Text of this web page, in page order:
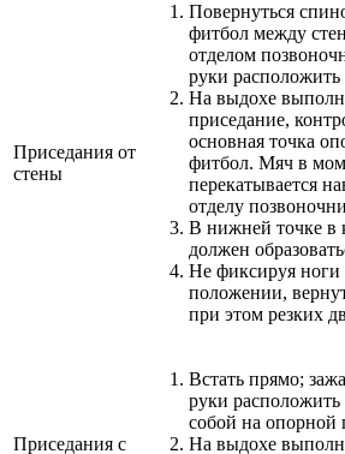
Приседания от
стены
Повернуться
фитбол между
отделом
руки расположить
На выдохе
приседание,
основная точка
фитбол. Мяч в
перекатывается
отделу
В нижней точке в
должен
Не фиксируя ноги
положении,
при этом резких
Приседания с
Встать прямо;
руки расположить
собой на опорной
На выдохе